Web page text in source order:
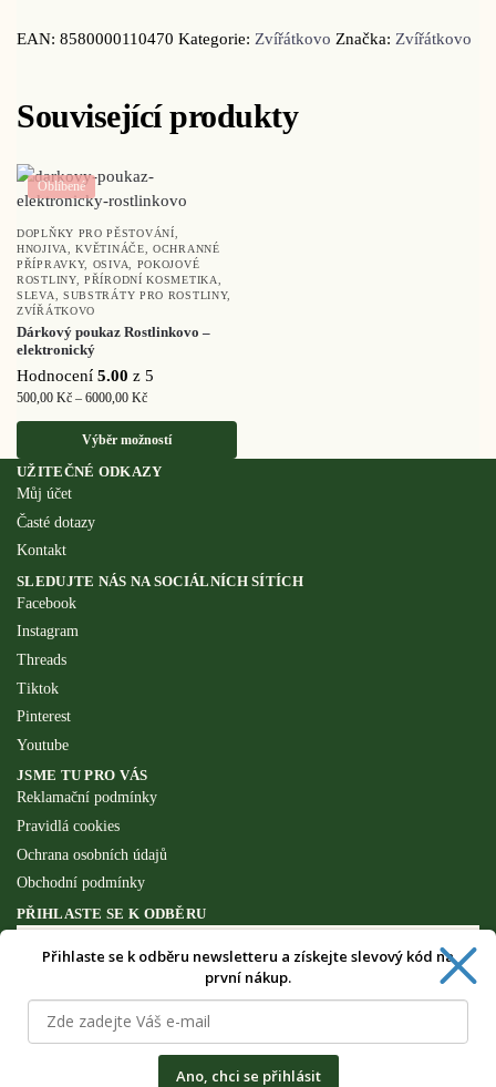
EAN: 8580000110470 Kategorie: Zvířátkovo Značka: Zvířátkovo
Související produkty
Oblíbené
DOPLŇKY PRO PĚSTOVÁNÍ
HNOJIVA
,KVĚTINÁČE ,OCHRANNÉ
PŘÍPRAVKY, OSIVA
POKOJOVÉ
ROSTLINY,PŘÍRODNÍ KOSMETIKA
SLEVA
SUBSTRÁTY PRO ROSTLINY,
ZVÍŘÁTKOVO
Dárkový poukaz Rostlinkovo –
elektronický
Hodnocení 5.00 z 5
500,00 Kč – 6000,00 Kč
Výběr možností
UŽITEČNÉ ODKAZY
Můj účet
Časté dotazy
Kontakt
SLEDUJTE NÁS NA SOCIÁLNÍCH SÍTÍCH
Facebook
Instagram
Threads
Tiktok
Pinterest
Youtube
JSME TU PRO VÁS
Reklamační podmínky
Pravidlá cookies
Ochrana osobních údajů
Obchodní podmínky
PŘIHLASTE SE K ODBĚRU
Získejte speciální výhody pouze pro
odběratele newsletteru.
Přihlaste se k odběru newsletteru a získejte slevový kód na
první nákup.
Ano, chci se přihlásit